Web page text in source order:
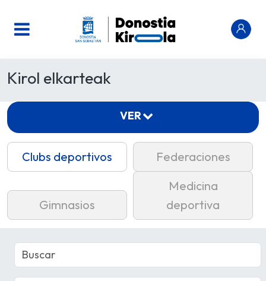
Kirol elkarteak
Clubs deportivos Federaciones
Gimnasios
Medicina
deportiva
VER